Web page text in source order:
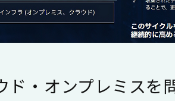
ド・オンプレミスを